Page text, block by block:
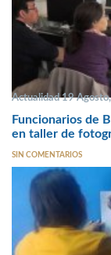
Actualidad 19
Funcionarios de
en taller de
SIN COMENTARIOS